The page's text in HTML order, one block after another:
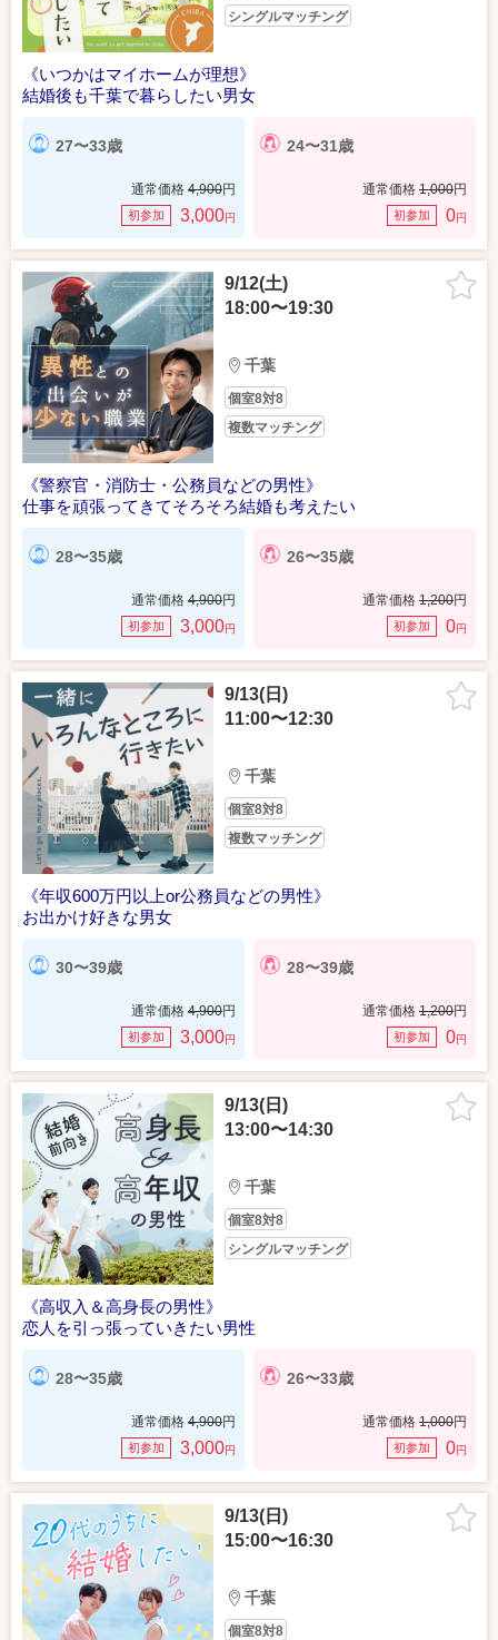
シングルマッチング
《いつかはマイホームが理想》
結婚後も千葉で暮らしたい男女
27〜33歳
通常価格 4,900円
初参加 3,000円
24〜31歳
通常価格 1,000円
初参加 0円
9/12(土)
18:00〜19:30
千葉
個室8対8
複数マッチング
《警察官・消防士・公務員などの男性》
仕事を頑張ってきてそろそろ結婚も考えたい
28〜35歳
通常価格 4,900円
初参加 3,000円
26〜35歳
通常価格 1,200円
初参加 0円
9/13(日)
11:00〜12:30
千葉
個室8対8
複数マッチング
《年収600万円以上or公務員などの男性》
お出かけ好きな男女
30〜39歳
通常価格 4,900円
初参加 3,000円
28〜39歳
通常価格 1,200円
初参加 0円
9/13(日)
13:00〜14:30
千葉
個室8対8
シングルマッチング
《高収入＆高身長の男性》
恋人を引っ張っていきたい男性
28〜35歳
通常価格 4,900円
初参加 3,000円
26〜33歳
通常価格 1,000円
初参加 0円
9/13(日)
15:00〜16:30
千葉
個室8対8